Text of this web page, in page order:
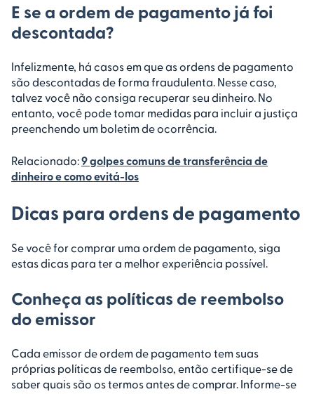
E se a ordem de pagamento já foi
descontada?
Infelizmente, há casos em que as ordens de pagamento
são descontadas de forma fraudulenta. Nesse caso,
talvez você não consiga recuperar seu dinheiro. No
entanto, você pode tomar medidas para incluir a justiça
preenchendo um boletim de ocorrência.
Relacionado:9 golpes comuns de transferência de
dinheiro e como evitá-los
Dicas para ordens de pagamento
Se você for comprar uma ordem de pagamento, siga
estas dicas para ter a melhor experiência possível.
Conheça as políticas de reembolso
do emissor
Cada emissor de ordem de pagamento tem suas
próprias políticas de reembolso, então certifique-se de
saber quais são os termos antes de comprar. Informe-se